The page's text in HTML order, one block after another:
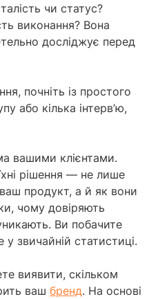
чи статус?
виконання? Вона
досліджує перед
почніть із простого
або кілька інтерв’ю,
вашими клієнтами.
рішення — не лише
продукт, а й як вони
чому довіряють
Ви побачите
звичайній статистиці.
виявити, скільком
ваш бренд. На основі